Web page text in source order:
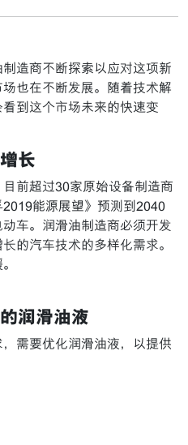
造商不断探索以应对这项新
也在不断发展。随着技术解
到这个市场未来的快速变
长
前超过30家原始设备制造商
能源展望》预测到2040
车。润滑油制造商必须开发
的汽车技术的多样化需求。
润滑油液
需要优化润滑油液，以提供